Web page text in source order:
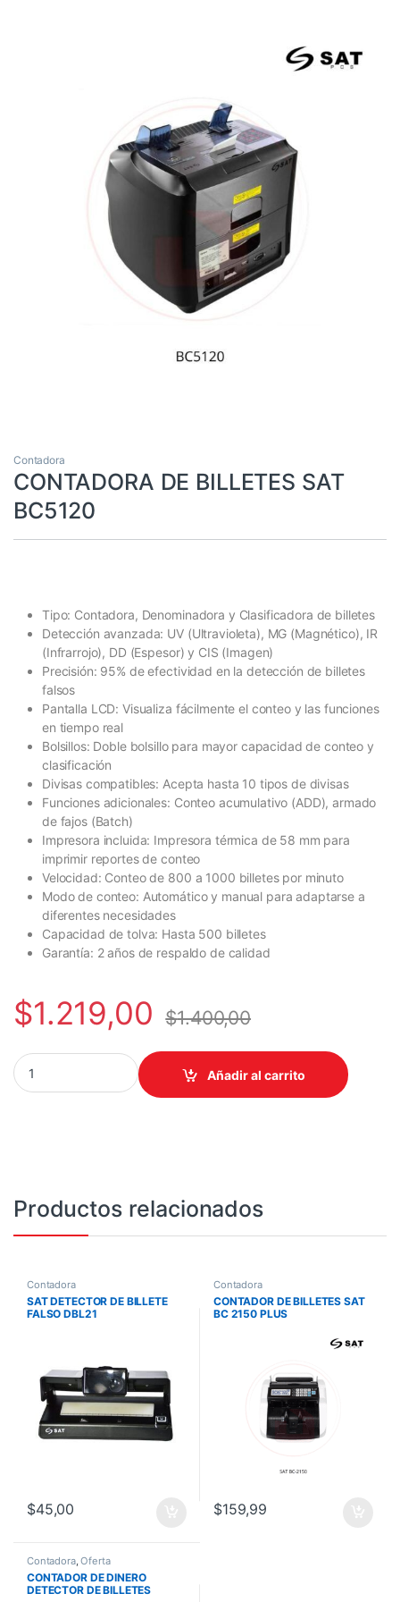
Contadora
CONTADORA DE BILLETES SAT
BC5120
Tipo: Contadora, Denominadora y Clasificadora de billetes
Detección avanzada: UV (Ultravioleta), MG (Magnético), IR
(Infrarrojo), DD (Espesor) y CIS (Imagen)
Precisión: 95% de efectividad en la detección de billetes
falsos
Pantalla LCD: Visualiza fácilmente el conteo y las funciones
en tiempo real
Bolsillos: Doble bolsillo para mayor capacidad de conteo y
clasificación
Divisas compatibles: Acepta hasta 10 tipos de divisas
Funciones adicionales: Conteo acumulativo (ADD), armado
de fajos (Batch)
Impresora incluida: Impresora térmica de 58 mm para
imprimir reportes de conteo
Velocidad: Conteo de 800 a 1000 billetes por minuto
Modo de conteo: Automático y manual para adaptarse a
diferentes necesidades
Capacidad de tolva: Hasta 500 billetes
Garantía: 2 años de respaldo de calidad
$1.219,00 $1.400,00
CONTADORA DE BILLETES SAT BC5120 quantity
Añadir al carrito
Productos relacionados
Contadora
SAT DETECTOR DE BILLETE
FALSO DBL21
$45,00
Contadora
CONTADOR DE BILLETES SAT
BC 2150 PLUS
$159,99
Contadora,Oferta
CONTADOR DE DINERO
DETECTOR DE BILLETES